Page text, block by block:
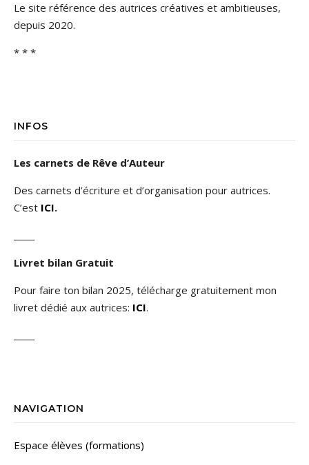
Le site référence des autrices créatives et ambitieuses,
depuis 2020.
* * *
INFOS
Les carnets de Rêve d’Auteur
Des carnets d’écriture et d’organisation pour autrices.
C’est ICI.
Livret bilan Gratuit
Pour faire ton bilan 2025, télécharge gratuitement mon
livret dédié aux autrices: ICI.
NAVIGATION
Espace élèves (formations)